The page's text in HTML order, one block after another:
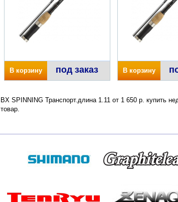
В корзину под заказ В корзину
BX SPINNING Транспорт.длина 1.11 от 1 650 р. купить
товар.